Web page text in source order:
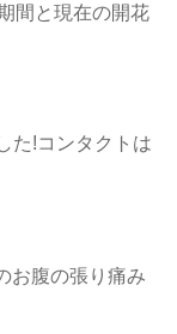
間と現在の開花
た!コンタクトは
お腹の張り痛み